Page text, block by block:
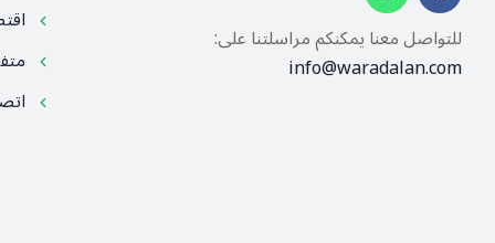
للتواصل معنا يمكنكم مراسلتنا على:
info@waradalan.com